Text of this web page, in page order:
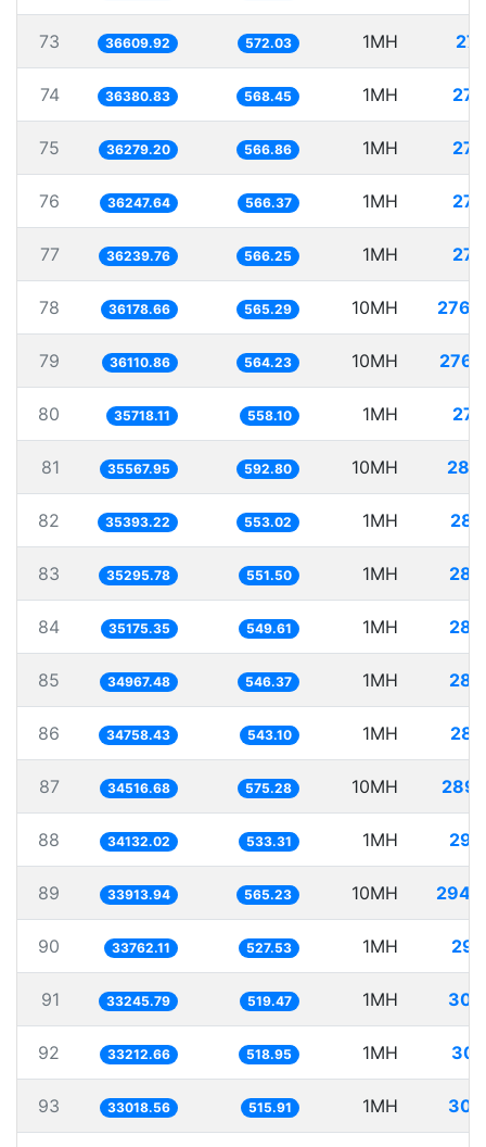
73 36609.92 572.03 1MH
74 36380.83 568.45 1MH
75 36279.20 566.86 1MH
76 36247.64 566.37 1MH
77 36239.76 566.25 1MH
78 36178.66 565.29 10MH
79 36110.86 564.23 10MH
80 35718.11 558.10 1MH
81 35567.95 592.80 10MH
82 35393.22 553.02 1MH
83 35295.78 551.50 1MH
84 35175.35 549.61 1MH
85 34967.48 546.37 1MH
86 34758.43 543.10 1MH
87 34516.68 575.28 10MH
88 34132.02 533.31 1MH
89 33913.94 565.23 10MH
90 33762.11 527.53 1MH
91 33245.79 519.47 1MH
92 33212.66 518.95 1MH
93 33018.56 515.91 1MH